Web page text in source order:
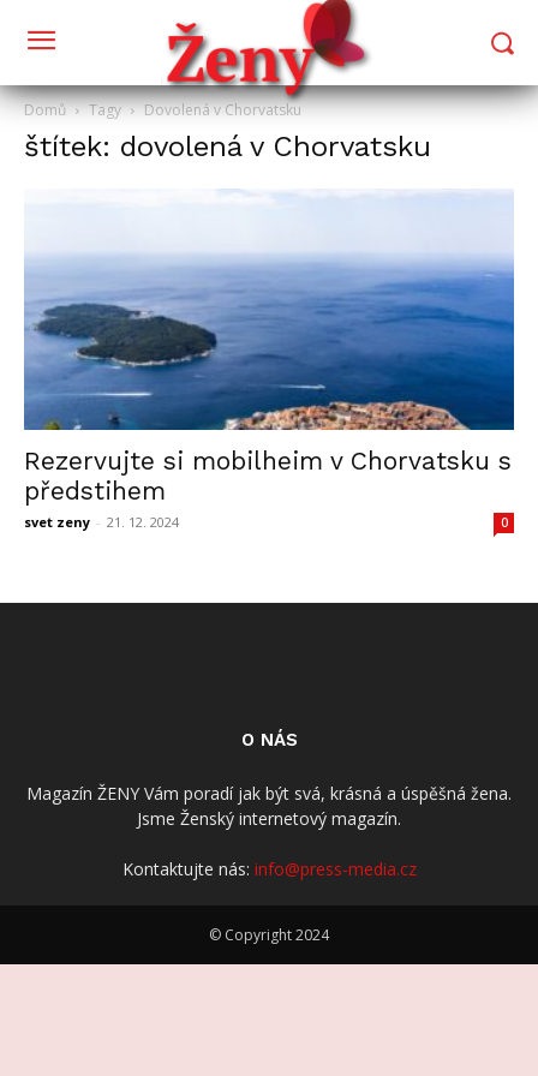
Domů Tagy Dovolená v Chorvatsku
štítek: dovolená v Chorvatsku
Rezervujte si mobilheim v Chorvatsku s
předstihem
svet zeny - 21. 12. 2024 0
O NÁS
Magazín ŽENY Vám poradí jak být svá, krásná a úspěšná žena.
Jsme Ženský internetový magazín.
Kontaktujte nás: info@press-media.cz
© Copyright 2024